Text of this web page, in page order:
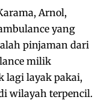
Arnol,
yang
pinjaman dari
milik
lagi layak pakai,
wilayah terpencil.